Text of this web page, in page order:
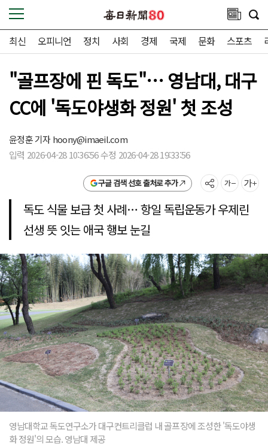
최신 오피니언 정치 사회 경제 국제 문화 스포츠
"골프장에 핀 독도"… 영남대, 대구
CC에 '독도야생화 정원' 첫 조성
윤정훈 기자hoony@imaeil.com
입력 2026-04-28 10:36:56 수정 2026-04-28 19:33:56
구글 검색 선호 출처로 추가
독도 식물 보급 첫 사례… 항일 독립운동가 우제린
선생 뜻 잇는 애국 행보 눈길
영남대학교 독도연구소가 대구컨트리클럽 내 골프장에 조성한 '독도야생
화 정원'의 모습. 영남대 제공